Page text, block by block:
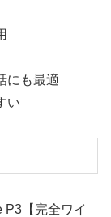
にも最適
い
P3【完全ワイ